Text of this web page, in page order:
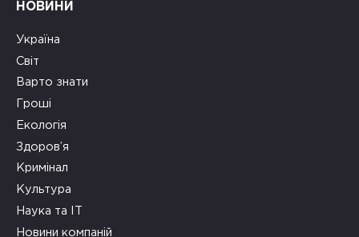
НОВИНИ
Україна
Світ
Варто знати
Гроші
Екологія
Здоров’я
Кримінал
Культура
Наука та ІТ
Новини компаній